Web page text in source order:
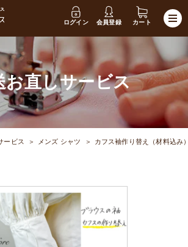
ログイン 会員登録 カート
お直しサービス
ービス メンズ シャツ カフス袖作り替え（材料込み